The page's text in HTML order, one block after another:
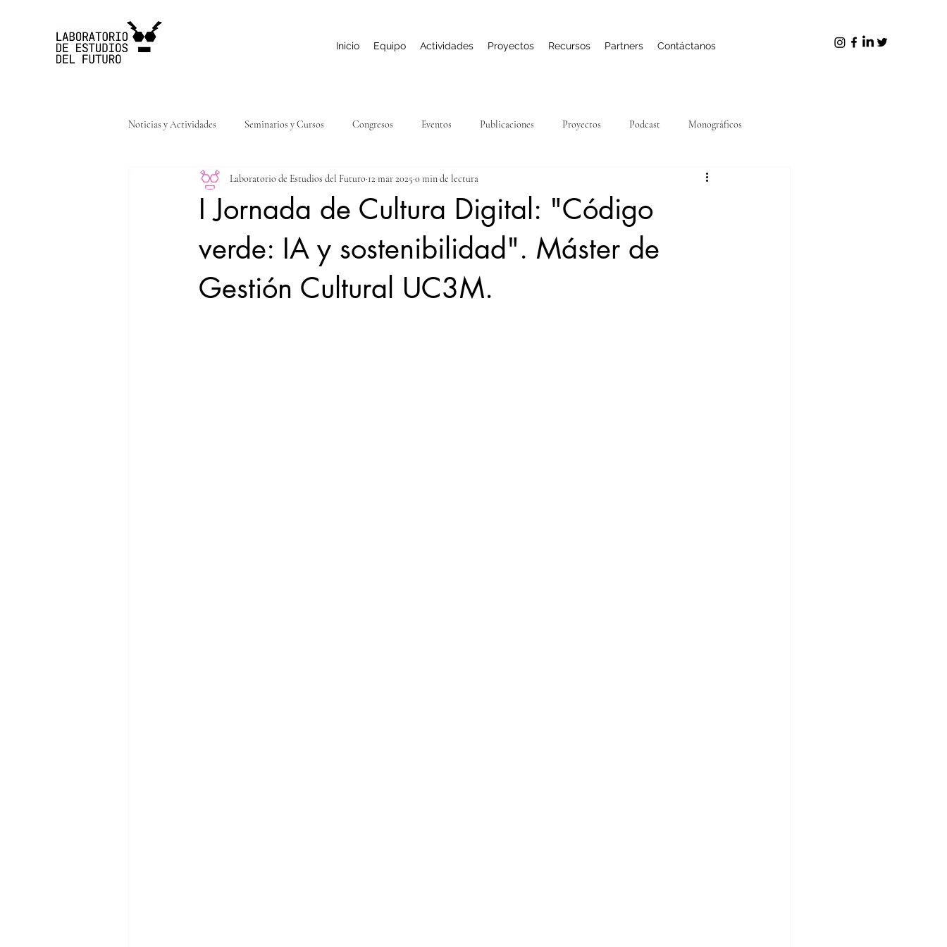
Inicio Equipo Actividades Proyectos Recursos Partners Contáctanos
Noticias y Actividades Seminarios y Cursos Congresos Eventos Publicaciones Proyectos Podcast Monográficos
Libros Noticias
I Jornada de Cultura Digital: "Código
verde: IA y sostenibilidad". Máster de
Gestión Cultural UC3M.
Laboratorio de Estudios del Futuro 12 mar 2025 0 min de lectura